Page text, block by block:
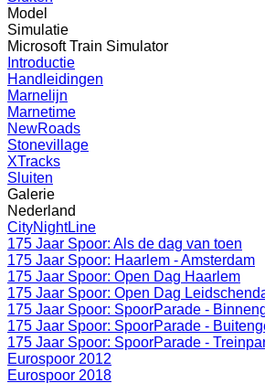
Model
Simulatie
Microsoft Train Simulator
Introductie
Handleidingen
Marnelijn
Marnetime
NewRoads
Stonevillage
XTracks
Sluiten
Galerie
Nederland
CityNightLine
175 Jaar Spoor: Als de dag van toen
175 Jaar Spoor: Haarlem - Amsterdam
175 Jaar Spoor: Open Dag Haarlem
175 Jaar Spoor: Open Dag
175 Jaar Spoor: SpoorParade -
175 Jaar Spoor: SpoorParade -
175 Jaar Spoor: SpoorParade -
Eurospoor 2012
Eurospoor 2018